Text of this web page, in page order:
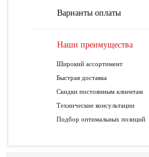
Варианты оплаты
Наши преимущества
Широкий ассортимент
Быстрая доставка
Скидки постоянным клиентам
Технические консультации
Подбор оптимальных позиций